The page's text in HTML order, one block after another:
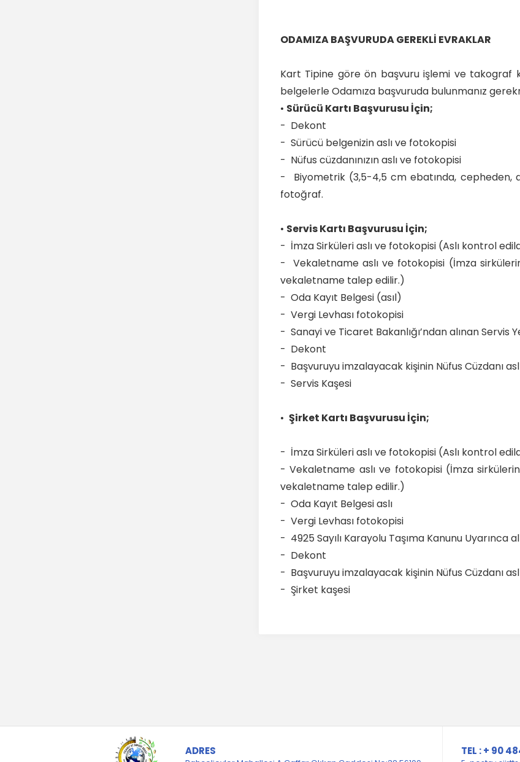
ODAMIZA BAŞVURUDA GEREKLİ EVRAKLAR
Kart Tipine göre ön başvuru işlemi ve takograf
belgelerle Odamıza başvuruda bulunmanız
• Sürücü Kartı Başvurusu İçin;
- Dekont
- Sürücü belgenizin aslı ve fotokopisi
- Nüfus cüzdanınızın aslı ve fotokopisi
- Biyometrik (3,5-4,5 cm ebatında,
fotoğraf.
• Servis Kartı Başvurusu İçin;
- İmza Sirküleri aslı ve fotokopisi (Aslı kontrol
- Vekaletname aslı ve fotokopisi (İmza
vekaletname talep edilir.)
- Oda Kayıt Belgesi (asıl)
- Vergi Levhası fotokopisi
- Sanayi ve Ticaret Bakanlığı’ndan alınan Servis
- Dekont
- Başvuruyu imzalayacak kişinin Nüfus Cüzdanı
- Servis Kaşesi
• Şirket Kartı Başvurusu İçin;
- İmza Sirküleri aslı ve fotokopisi (Aslı kontrol
- Vekaletname aslı ve fotokopisi (İmza
vekaletname talep edilir.)
- Oda Kayıt Belgesi aslı
- Vergi Levhası fotokopisi
- 4925 Sayılı Karayolu Taşıma Kanunu Uyarınca
- Dekont
- Başvuruyu imzalayacak kişinin Nüfus Cüzdanı
- Şirket kaşesi
ADRES TEL : + 90